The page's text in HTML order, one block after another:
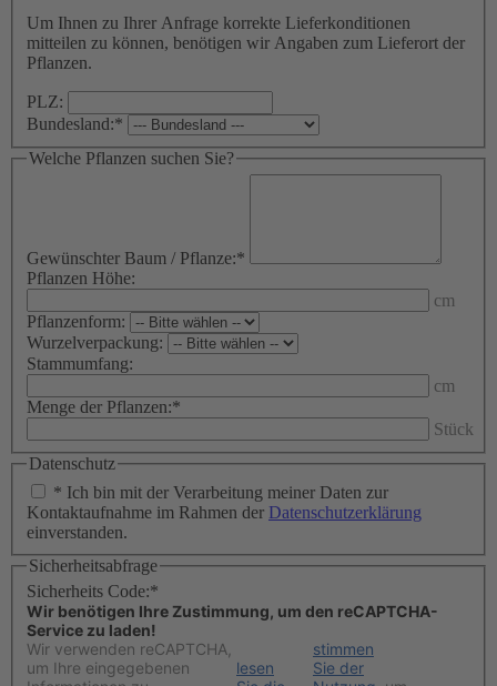
Um Ihnen zu Ihrer Anfrage korrekte Lieferkonditionen
mitteilen zu können, benötigen wir Angaben zum Lieferort der
Pflanzen.
PLZ:
Bundesland:*
Welche Pflanzen suchen Sie?
Gewünschter Baum / Pflanze:*
Pflanzen Höhe:
cm
Pflanzenform:
Wurzelverpackung:
Stammumfang:
cm
Menge der Pflanzen:*
Stück
Datenschutz
* Ich bin mit der Verarbeitung meiner Daten zur
Kontaktaufnahme im Rahmen der Datenschutzerklärung
einverstanden.
Sicherheitsabfrage
Sicherheits Code:*
Wir benötigen Ihre Zustimmung, um den reCAPTCHA-
Service zu laden!
Wir verwenden reCAPTCHA,
um Ihre eingegebenen
lesen
stimmen
Sie der